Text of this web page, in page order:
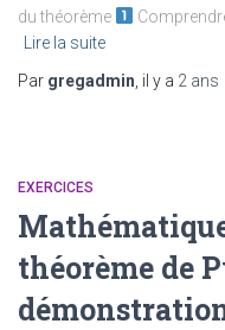
du théorème
Lire la suite
Par gregadmin , il y a 2 ans
EXERCICES
théorème de